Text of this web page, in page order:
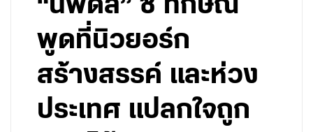
“นพดล” ชี้ ทักษิณ
พูดที่นิวยอร์ก
สร้างสรรค์ และห่วง
ประเทศ แปลกใจถูก